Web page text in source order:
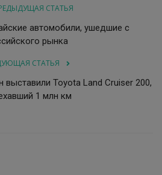
СТАТЬЯ
автомобили, ушедшие с
рынка
СТАТЬЯ
выставили Toyota Land Cruiser 200,
1 млн км